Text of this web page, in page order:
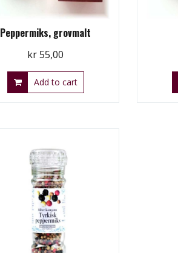
Peppermiks, grovmalt
kr55,00
Add to cart